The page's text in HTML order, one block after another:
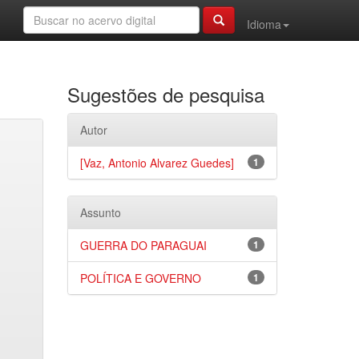
Idioma
Sugestões de pesquisa
Autor
1
[Vaz, Antonio Alvarez Guedes]
Assunto
1
GUERRA DO PARAGUAI
1
POLÍTICA E GOVERNO